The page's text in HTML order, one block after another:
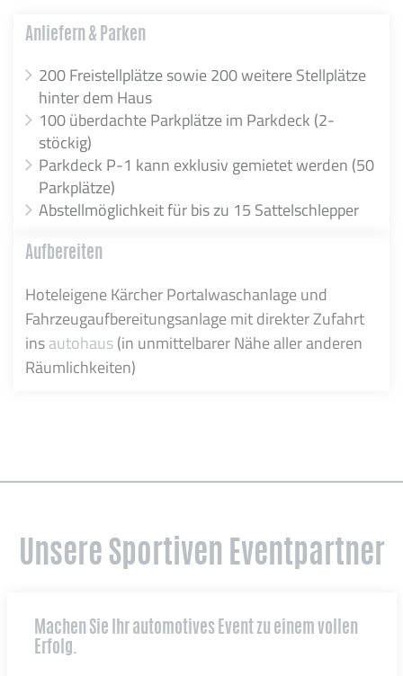
Anliefern & Parken
200 Freistellplätze sowie 200 weitere Stellplätze
hinter dem Haus
100 überdachte Parkplätze im Parkdeck (2-
stöckig)
Parkdeck P-1 kann exklusiv gemietet werden (50
Parkplätze)
Abstellmöglichkeit für bis zu 15 Sattelschlepper
Aufbereiten
Hoteleigene Kärcher Portalwaschanlage und
Fahrzeugaufbereitungsanlage mit direkter Zufahrt
insautohaus(in unmittelbarer Nähe aller anderen
Räumlichkeiten)
Unsere Sportiven Eventpartner
Machen Sie Ihr automotives Event zu einem vollen
Erfolg.